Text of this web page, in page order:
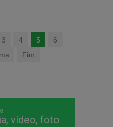
3 4 5
6
Fim
vídeo, foto